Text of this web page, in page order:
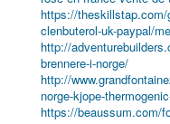
https://theskillstap.com/
clenbuterol-uk-paypal/
http://
brennere-i-norge/
http://
norge-kjope-
https://beaussum.com/